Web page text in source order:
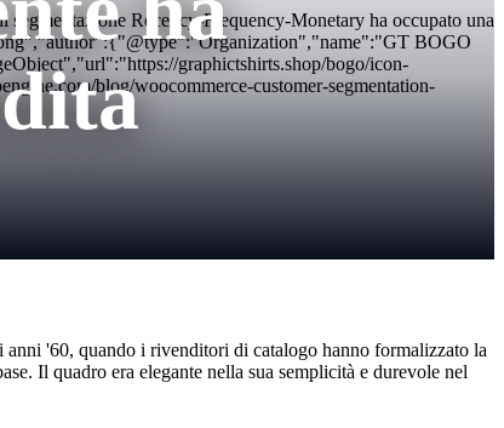
Recency-Frequency-Monetary ha occupato una
BOGO
graphictshirts.shop/bogo/icon-
blog/woocommerce-customer-segmentation-
'60, quando i rivenditori di catalogo hanno formalizzato la
Il quadro era elegante nella sua semplicità e durevole nel